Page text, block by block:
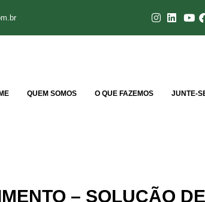
QUEM SOMOS O QUE FAZEMOS JUNTE-
– SOLUÇÃO DE